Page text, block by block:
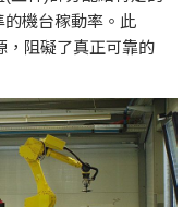
機台稼動率。此
，阻礙了真正可靠的